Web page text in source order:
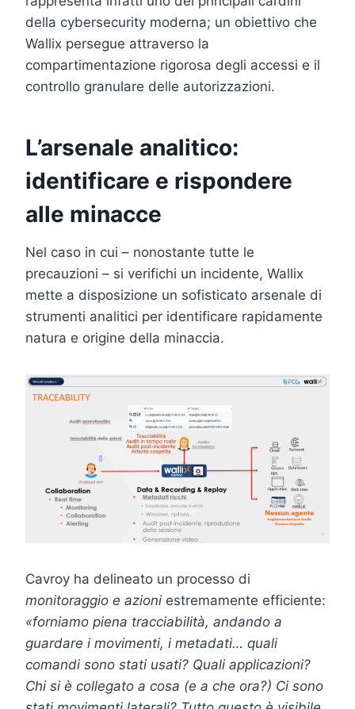
della cybersecurity moderna; un obiettivo che
Wallix persegue attraverso la
compartimentazione rigorosa degli accessi e il
controllo granulare delle autorizzazioni.
L’arsenale analitico:
identificare e rispondere
alle minacce
Nel caso in cui – nonostante tutte le
precauzioni – si verifichi un incidente, Wallix
mette a disposizione un sofisticato arsenale di
strumenti analitici per identificare rapidamente
natura e origine della minaccia.
Cavroy ha delineato un processo di
monitoraggio e azioni estremamente efficiente:
«forniamo piena tracciabilità, andando a
guardare i movimenti, i metadati… quali
comandi sono stati usati? Quali applicazioni?
Chi si è collegato a cosa (e a che ora?) Ci sono